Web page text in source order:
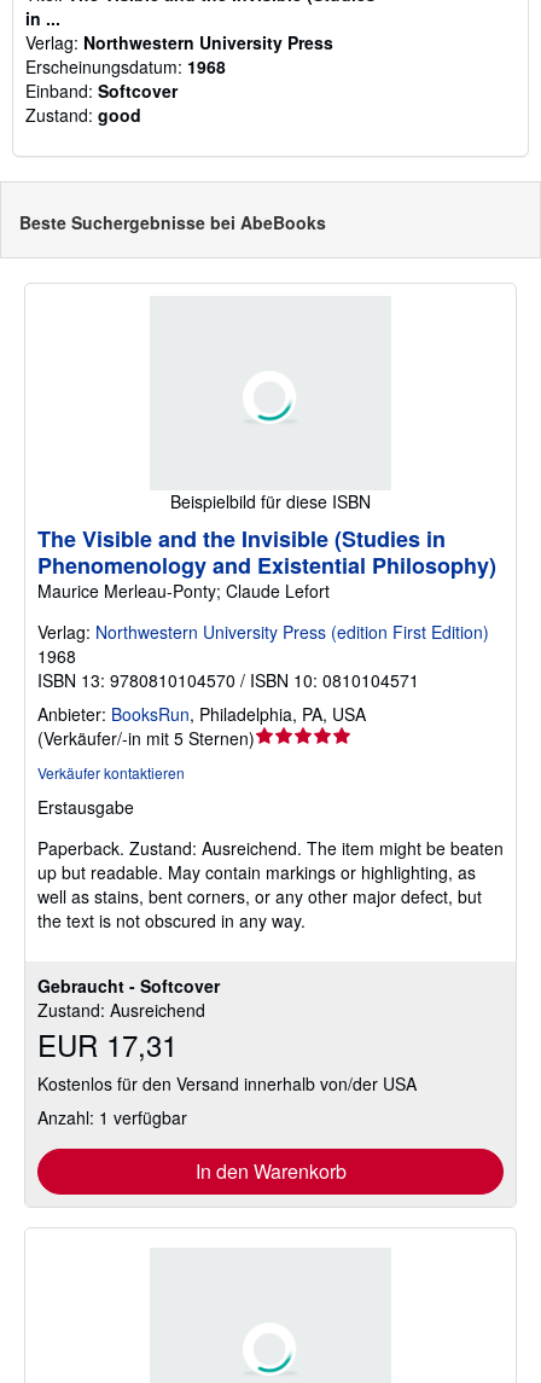
in ...
Verlag: Northwestern University Press
Erscheinungsdatum: 1968
Einband: Softcover
Zustand: good
Beste Suchergebnisse bei AbeBooks
Beispielbild für diese ISBN
Gebraucht - Softcover
Zustand: Ausreichend
EUR 17,31
Kostenlos für den Versand innerhalb von/der USA
Anzahl: 1 verfügbar
In den Warenkorb
The Visible and the Invisible (Studies in
Phenomenology and Existential Philosophy)
Maurice Merleau-Ponty; Claude Lefort
Verlag: Northwestern University Press (edition First Edition)
1968
ISBN 13: 9780810104570 / ISBN 10: 0810104571
Anbieter: BooksRun, Philadelphia, PA, USA
(Verkäufer/-in mit 5 Sternen)Verkäuferbewertung
Verkäufer kontaktieren
Erstausgabe
Paperback. Zustand: Ausreichend. The item might be beaten
up but readable. May contain markings or highlighting, as
well as stains, bent corners, or any other major defect, but
the text is not obscured in any way.